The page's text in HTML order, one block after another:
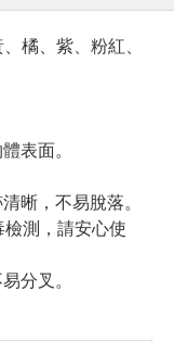
橘、紫、粉紅、
表面。
晰，不易脫落。
測，請安心使
分叉。